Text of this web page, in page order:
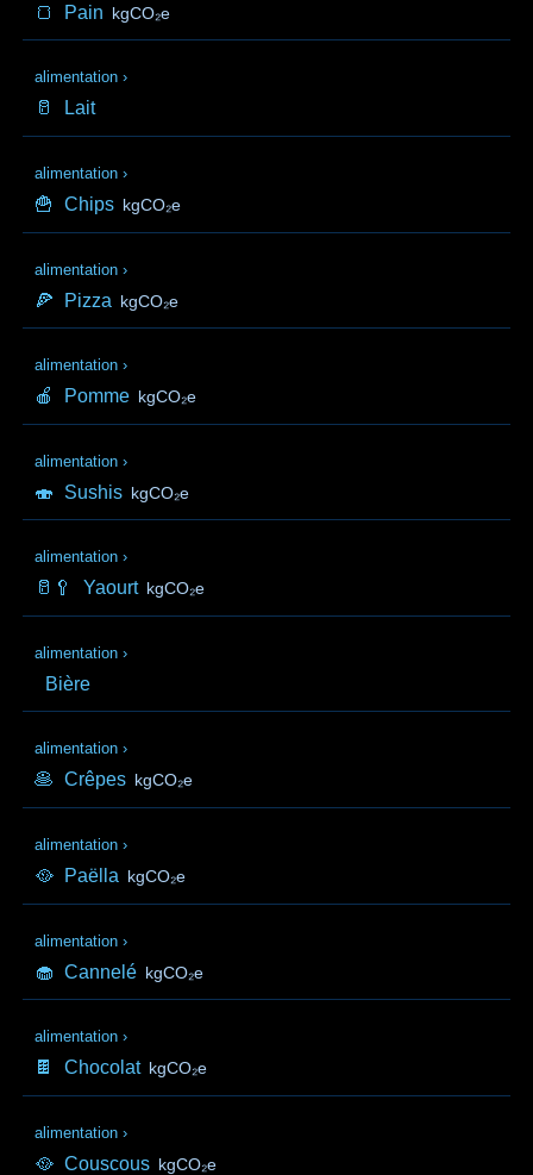
🍞 Pain kgCO₂e
alimentation ›
🥛 Lait
alimentation ›
🍟 Chips kgCO₂e
alimentation ›
🍕 Pizza kgCO₂e
alimentation ›
🍎 Pomme kgCO₂e
alimentation ›
🍣 Sushis kgCO₂e
alimentation ›
🥛🥄 Yaourt kgCO₂e
alimentation ›
Bière
alimentation ›
🥞 Crêpes kgCO₂e
alimentation ›
🥘 Paëlla kgCO₂e
alimentation ›
🧁 Cannelé kgCO₂e
alimentation ›
🍫 Chocolat kgCO₂e
alimentation ›
🥘 Couscous kgCO₂e